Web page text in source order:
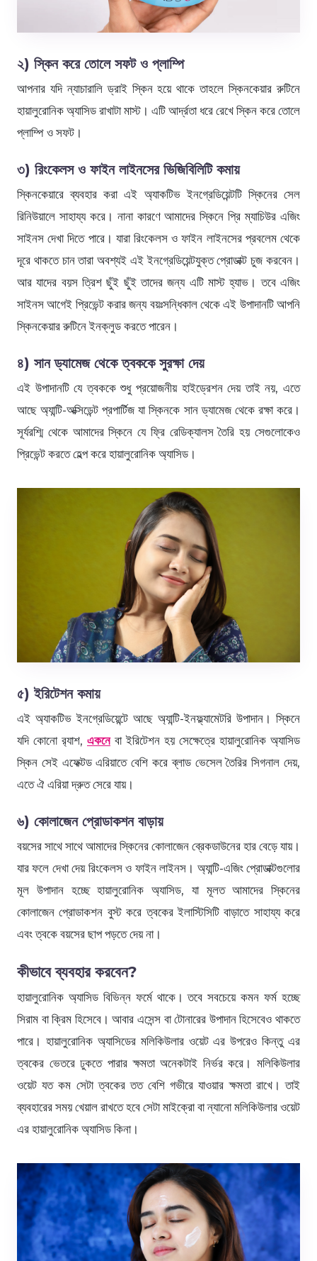
২) স্কিন করে তোলে সফট ও প্লাম্পি
আপনার যদি ন্যাচারালি ড্রাই স্কিন হয়ে থাকে তাহলে স্কিনকেয়ার রুটিনে
হায়ালুরোনিক অ্যাসিড রাখাটা মাস্ট। এটি আর্দ্রতা ধরে রেখে স্কিন করে তোলে
প্লাম্পি ও সফট।
৩) রিংকেলস ও ফাইন লাইনসের ভিজিবিলিটি কমায়
স্কিনকেয়ারে ব্যবহার করা এই অ্যাকটিভ ইনগ্রেডিয়েন্টটি স্কিনের সেল
রিনিউয়ালে সাহায্য করে। নানা কারণে আমাদের স্কিনে প্রি ম্যাচিউর এজিং
সাইনস দেখা দিতে পারে। যারা রিংকেলস ও ফাইন লাইনসের প্রবলেম থেকে
দূরে থাকতে চান তারা অবশ্যই এই ইনগ্রেডিয়েন্টযুক্ত প্রোডাক্ট চুজ করবেন।
আর যাদের বয়স ত্রিশ ছুঁই ছুঁই তাদের জন্য এটি মাস্ট হ্যাভ। তবে এজিং
সাইনস আগেই প্রিভেন্ট করার জন্য বয়ঃসন্ধিকাল থেকে এই উপাদানটি আপনি
স্কিনকেয়ার রুটিনে ইনক্লুড করতে পারেন।
৪) সান ড্যামেজ থেকে ত্বককে সুরক্ষা দেয়
এই উপাদানটি যে ত্বককে শুধু প্রয়োজনীয় হাইড্রেশন দেয় তাই নয়, এতে
আছে অ্যান্টি-অক্সিডেন্ট প্রপার্টিজ যা স্কিনকে সান ড্যামেজ থেকে রক্ষা করে।
সূর্যরশ্মি থেকে আমাদের স্কিনে যে ফ্রি রেডিক্যালস তৈরি হয় সেগুলোকেও
প্রিভেন্ট করতে হেল্প করে হায়ালুরোনিক অ্যাসিড।
৫) ইরিটেশন কমায়
এই অ্যাকটিভ ইনগ্রেডিয়েন্টে আছে অ্যান্টি-ইনফ্ল্যামেটরি উপাদান। স্কিনে
যদি কোনো র‍্যাশ, একনেবা ইরিটেশন হয় সেক্ষেত্রে হায়ালুরোনিক অ্যাসিড
স্কিন সেই এফেক্টড এরিয়াতে বেশি করে ব্লাড ভেসেল তৈরির সিগনাল দেয়,
এতে ঐ এরিয়া দ্রুত সেরে যায়।
৬) কোলাজেন প্রোডাকশন বাড়ায়
বয়সের সাথে সাথে আমাদের স্কিনের কোলাজেন ব্রেকডাউনের হার বেড়ে যায়।
যার ফলে দেখা দেয় রিংকেলস ও ফাইন লাইনস। অ্যান্টি-এজিং প্রোডাক্টগুলোর
মূল উপাদান হচ্ছে হায়ালুরোনিক অ্যাসিড, যা মূলত আমাদের স্কিনের
কোলাজেন প্রোডাকশন বুস্ট করে ত্বকের ইলাস্টিসিটি বাড়াতে সাহায্য করে
এবং ত্বকে বয়সের ছাপ পড়তে দেয় না।
কীভাবে ব্যবহার করবেন?
হায়ালুরোনিক অ্যাসিড বিভিন্ন ফর্মে থাকে। তবে সবচেয়ে কমন ফর্ম হচ্ছে
সিরাম বা ক্রিম হিসেবে। আবার এসেন্স বা টোনারের উপাদান হিসেবেও থাকতে
পারে। হায়ালুরোনিক অ্যাসিডের মলিকিউলার ওয়েট এর উপরেও কিন্তু এর
ত্বকের ভেতরে ঢুকতে পারার ক্ষমতা অনেকটাই নির্ভর করে। মলিকিউলার
ওয়েট যত কম সেটা ত্বকের তত বেশি গভীরে যাওয়ার ক্ষমতা রাখে। তাই
ব্যবহারের সময় খেয়াল রাখতে হবে সেটা মাইক্রো বা ন্যানো মলিকিউলার ওয়েট
এর হায়ালুরোনিক অ্যাসিড কিনা।